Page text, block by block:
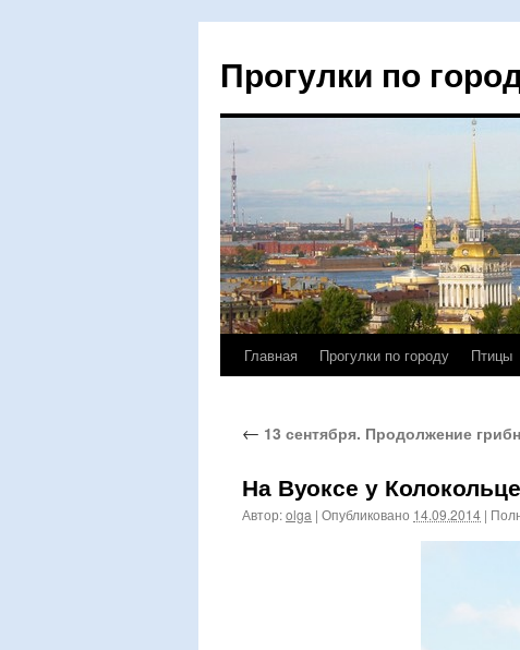
Прогулки по
Перейти
содержимому
Главная Прогулки по городу Птицы
← 13 сентября. Продолжение
На Вуоксе у
Автор:olga | Опубликовано 14.09.2014 |